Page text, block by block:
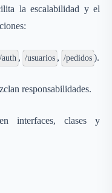
la escalabilidad y el
/auth , /usuarios , /pedidos ).
responsabilidades.
interfaces, clases y